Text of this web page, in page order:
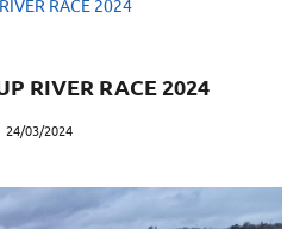
RACE 2024
RIVER RACE 2024
24/03/2024